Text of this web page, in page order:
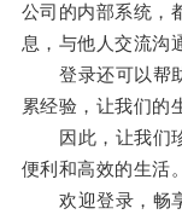
公司的内部系统，
息，与他人交流沟
登录还可以帮助
累经验，让我们的
因此，让我们珍
便利和高效的生活。
欢迎登录，畅享